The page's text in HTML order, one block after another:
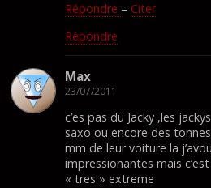
Répondre – Citer
Répondre
Max
23/07/2011
c’es pas du Jacky ,les
saxo ou encore des
mm de leur voiture la
impressionantes mais
« tres » extreme